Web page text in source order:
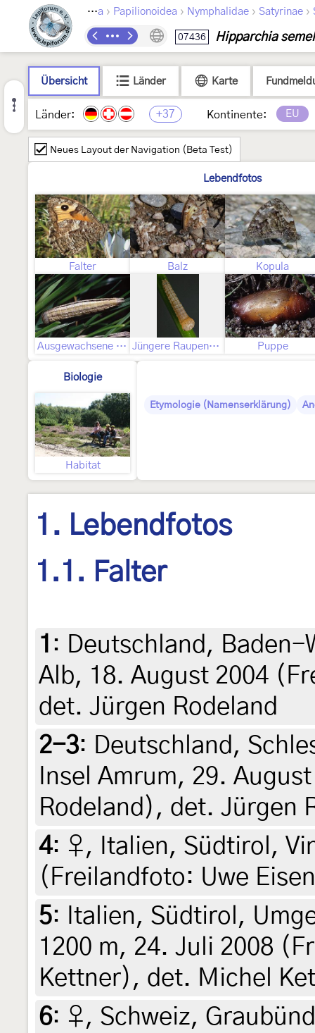
Lepidoptera › Papilionoidea › Nymphalidae › Satyrinae ›
07436 Hipparchia
Übersicht Länder Karte
Länder: +37 Kontinente: EU
Neues Layout der Navigation (Beta Test)
Lebendfotos
Falter Balz Kopula
Ausgewachsene Raupe Jüngere Raupenstadien Puppe
Biologie
Habitat
Etymologie (Namenserklärung)
1. Lebendfotos
1.1. Falter
1 : Deutschland, Baden-
Alb, 18. August 2004
det. Jürgen Rodeland
2-3: Deutschland,
Insel Amrum, 29.
Rodeland), det. Jürgen
4: ♀, Italien, Südtirol,
(Freilandfoto: Uwe
5:
Italien, Südtirol,
1200 m, 24. Juli 2008
Kettner), det. Michel
6: ♀, Schweiz,